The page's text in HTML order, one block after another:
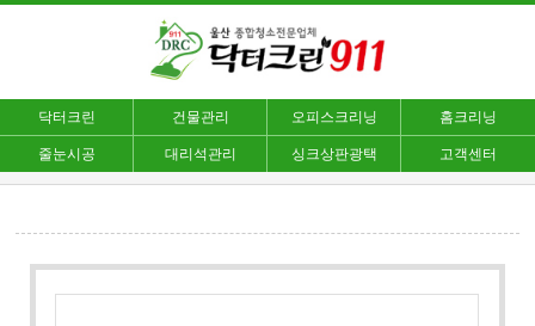
닥터크린 건물관리 오피스크리닝 홈크리닝
줄눈시공 대리석관리 싱크상판광택 고객센터